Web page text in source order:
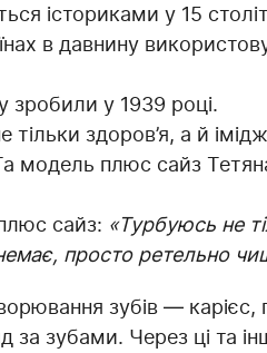
істориками у 15
в давнину
у 1939 році.
тільки здоров’я, а й
модель плюс сайз
сайз: «Турбуюсь не
просто ретельно
зубів — карієс,
за зубами. Через ці та